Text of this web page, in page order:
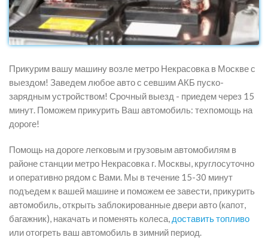
Прикурим вашу машину возле метро Некрасовка в Москве с
выездом! Заведем любое авто с севшим АКБ пуско-
зарядным устройством! Срочный выезд - приедем через 15
минут. Поможем прикурить Ваш автомобиль: техпомощь на
дороге!
Помощь на дороге легковым и грузовым автомобилям в
районе станции метро Некрасовка г. Москвы, круглосуточно
и оперативно рядом с Вами. Мы в течение 15-30 минут
подъедем к вашей машине и поможем ее завести, прикурить
автомобиль, открыть заблокированные двери авто (капот,
багажник), накачать и поменять колеса, доставить топливо
или отогреть ваш автомобиль в зимний период.